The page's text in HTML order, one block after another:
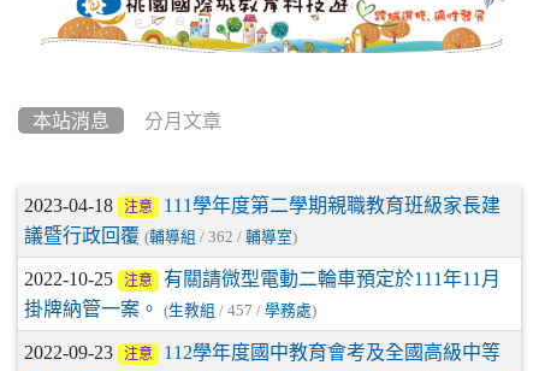
本站消息 分月文章
文章列表
2023-04-18 注意
111學年度第二學期親職教育班級家長建
議暨行政回覆 (輔導組 / 362 / 輔導室)
2022-10-25 注意
有關請微型電動二輪車預定於111年11月
掛牌納管一案。
(生教組 / 457 / 學務處)
2022-09-23 注意
112學年度國中教育會考及全國高級中等